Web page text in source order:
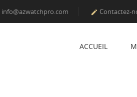
info@azwatchpro.com  Contactez-
ACCUEIL